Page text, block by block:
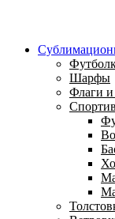
Шарфы
Флаги